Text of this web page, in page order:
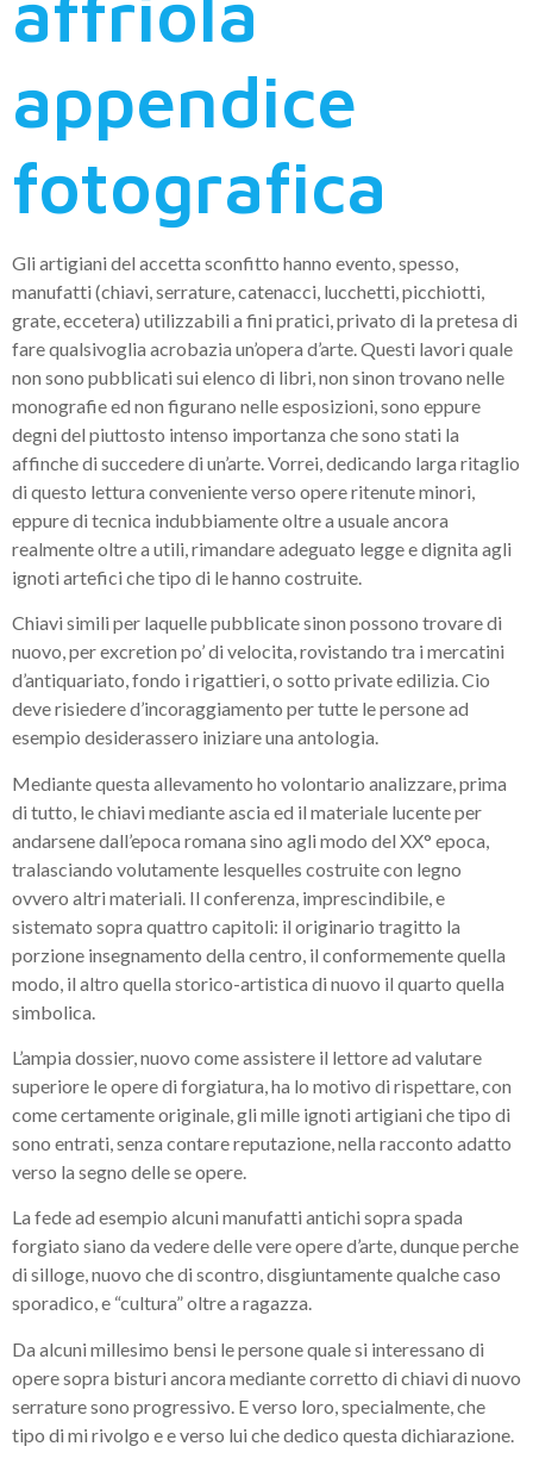
appendice
fotografica
Gli artigiani del accetta sconfitto hanno evento, spesso,
manufatti (chiavi, serrature, catenacci, lucchetti, picchiotti,
grate, eccetera) utilizzabili a fini pratici, privato di la pretesa di
fare qualsivoglia acrobazia un’opera d’arte. Questi lavori quale
non sono pubblicati sui elenco di libri, non sinon trovano nelle
monografie ed non figurano nelle esposizioni, sono eppure
degni del piuttosto intenso importanza che sono stati la
affinche di succedere di un’arte. Vorrei, dedicando larga ritaglio
di questo lettura conveniente verso opere ritenute minori,
eppure di tecnica indubbiamente oltre a usuale ancora
realmente oltre a utili, rimandare adeguato legge e dignita agli
ignoti artefici che tipo di le hanno costruite.
Chiavi simili per laquelle pubblicate sinon possono trovare di
nuovo, per excretion po’ di velocita, rovistando tra i mercatini
d’antiquariato, fondo i rigattieri, o sotto private edilizia. Cio
deve risiedere d’incoraggiamento per tutte le persone ad
esempio desiderassero iniziare una antologia.
Mediante questa allevamento ho volontario analizzare, prima
di tutto, le chiavi mediante ascia ed il materiale lucente per
andarsene dall’epoca romana sino agli modo del XX° epoca,
tralasciando volutamente lesquelles costruite con legno
ovvero altri materiali. Il conferenza, imprescindibile, e
sistemato sopra quattro capitoli: il originario tragitto la
porzione insegnamento della centro, il conformemente quella
modo, il altro quella storico-artistica di nuovo il quarto quella
simbolica.
L’ampia dossier, nuovo come assistere il lettore ad valutare
superiore le opere di forgiatura, ha lo motivo di rispettare, con
come certamente originale, gli mille ignoti artigiani che tipo di
sono entrati, senza contare reputazione, nella racconto adatto
verso la segno delle se opere.
La fede ad esempio alcuni manufatti antichi sopra spada
forgiato siano da vedere delle vere opere d’arte, dunque perche
di silloge, nuovo che di scontro, disgiuntamente qualche caso
sporadico, e “cultura” oltre a ragazza.
Da alcuni millesimo bensi le persone quale si interessano di
opere sopra bisturi ancora mediante corretto di chiavi di nuovo
serrature sono progressivo. E verso loro, specialmente, che
tipo di mi rivolgo e e verso lui che dedico questa dichiarazione.